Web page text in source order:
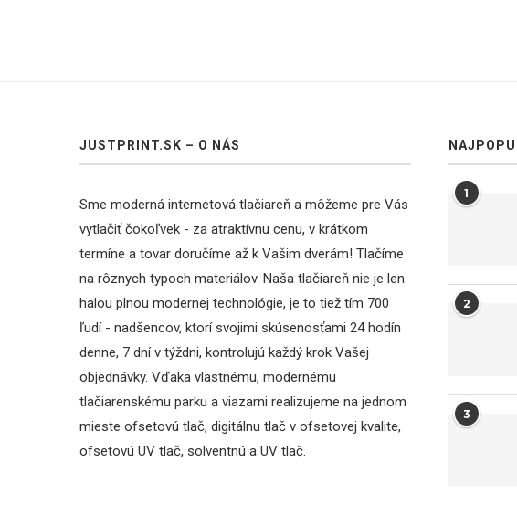
JUSTPRINT.SK – O NÁS
Sme moderná internetová tlačiareň a môžeme pre Vás
vytlačiť čokoľvek - za atraktívnu cenu, v krátkom
termíne a tovar doručíme až k Vašim dverám! Tlačíme
na rôznych typoch materiálov. Naša tlačiareň nie je len
halou plnou modernej technológie, je to tiež tím 700
ľudí - nadšencov, ktorí svojimi skúsenosťami 24 hodín
denne, 7 dní v týždni, kontrolujú každý krok Vašej
objednávky. Vďaka vlastnému, modernému
tlačiarenskému parku a viazarni realizujeme na jednom
mieste ofsetovú tlač, digitálnu tlač v ofsetovej kvalite,
ofsetovú UV tlač, solventnú a UV tlač.
1
2
3